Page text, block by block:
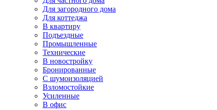
Для загородного дома
Для коттеджа
В квартиру
Подъездные
Промышленные
Технические
В новостройку
Бронированные
С шумоизоляцией
Взломостойкие
Усиленные
В офис